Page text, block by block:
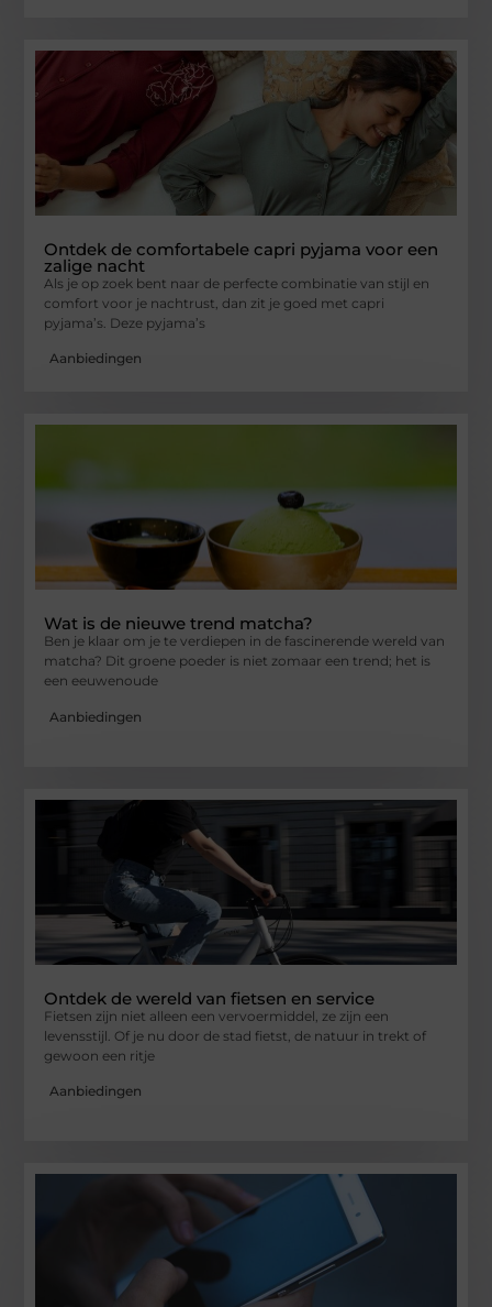
Ontdek de comfortabele capri pyjama voor een
zalige nacht
Als je op zoek bent naar de perfecte combinatie van stijl en
comfort voor je nachtrust, dan zit je goed met capri
pyjama’s. Deze pyjama’s
Aanbiedingen
Wat is de nieuwe trend matcha?
Ben je klaar om je te verdiepen in de fascinerende wereld van
matcha? Dit groene poeder is niet zomaar een trend; het is
een eeuwenoude
Aanbiedingen
Ontdek de wereld van fietsen en service
Fietsen zijn niet alleen een vervoermiddel, ze zijn een
levensstijl. Of je nu door de stad fietst, de natuur in trekt of
gewoon een ritje
Aanbiedingen